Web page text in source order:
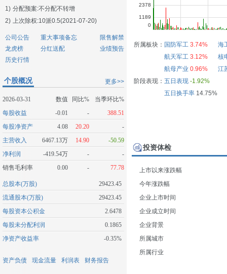
1) 分配预案:不分配不转增
2) 上次除权:10派0.5(2021-07-20)
公司公告 重大事项备忘
限售解禁
龙虎榜
分红送配
业绩预告
历史行情
更多>>
个股概况
2026-03-31 数值 同比%
当季环比%
每股收益
-0.01 -
388.51
每股净资产
4.08 20.20
-
主营收入
6467.13万 14.90
-50.59
净利润
-419.54万 -
-
销售毛利率
0.00 - 77.78
总股本(万股)
29423.45
流通股本(万股)
29423.45
每股资本公积金
2.6478
每股未分配利润
0.1865
净资产收益率
-0.35%
资产负债 现金流量 利润表 财务报告
所属板块： 国防军工 3.74%
海
航天军工 3.12%
核
航母产业 0.96%
江
阶段表现： 五日表现 -1.92%
五日换手率14.75%
投资体检
上市以来涨跌幅
今年涨跌幅
企业上市时间
企业成立时间
企业背景
所属城市
所属行业